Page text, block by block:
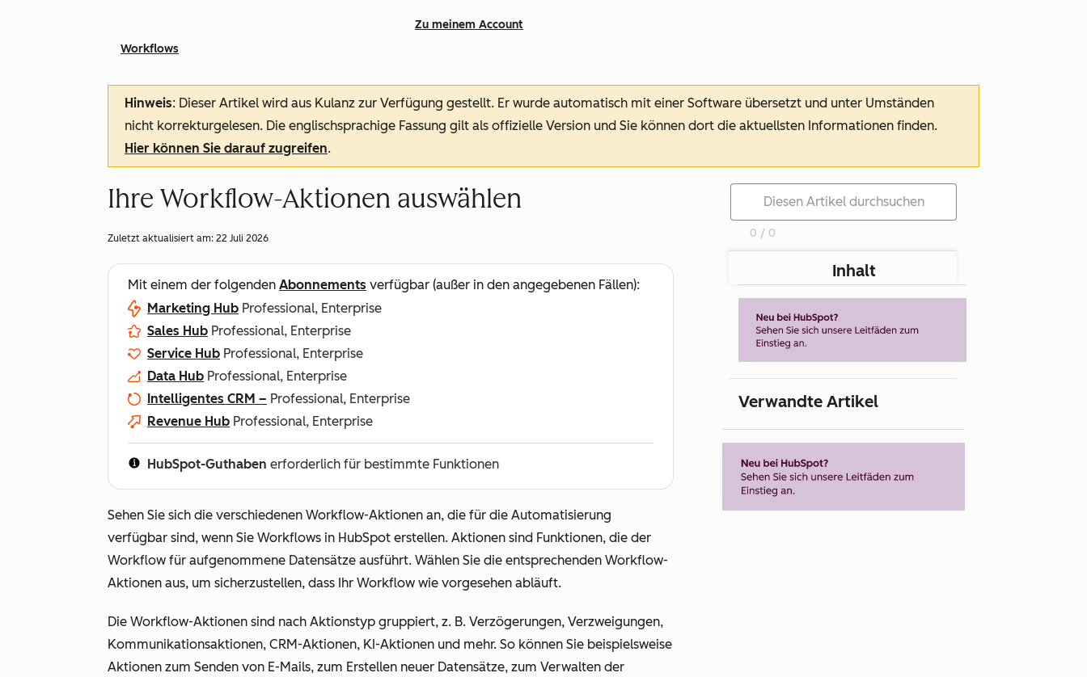
Zu meinem Account
Workflows
Hinweis: Dieser Artikel wird aus Kulanz zur Verfügung gestellt. Er wurde automatisch mit einer Software übersetzt und unter Umständen
nicht korrekturgelesen. Die englischsprachige Fassung gilt als offizielle Version und Sie können dort die aktuellsten Informationen finden.
Hier können Sie darauf zugreifen.
Ihre Workflow-Aktionen auswählen
Zuletzt aktualisiert am: 22 Juli 2026
Mit einem der folgenden Abonnements verfügbar (außer in den angegebenen Fällen):
Marketing Hub Professional, Enterprise
Sales Hub Professional, Enterprise
Service Hub Professional, Enterprise
Data Hub Professional, Enterprise
Intelligentes CRM – Professional, Enterprise
Revenue Hub Professional, Enterprise
HubSpot-Guthaben erforderlich für bestimmte Funktionen
Sehen Sie sich die verschiedenen Workflow-Aktionen an, die für die Automatisierung
verfügbar sind, wenn Sie Workflows in HubSpot erstellen. Aktionen sind Funktionen, die der
Workflow für aufgenommene Datensätze ausführt. Wählen Sie die entsprechenden Workflow-
Aktionen aus, um sicherzustellen, dass Ihr Workflow wie vorgesehen abläuft.
Die Workflow-Aktionen sind nach Aktionstyp gruppiert, z. B. Verzögerungen, Verzweigungen,
Kommunikationsaktionen, CRM-Aktionen, KI-Aktionen und mehr. So können Sie beispielsweise
Aktionen zum Senden von E-Mails, zum Erstellen neuer Datensätze, zum Verwalten der
0 / 0
Inhalt
Verwandte Artikel